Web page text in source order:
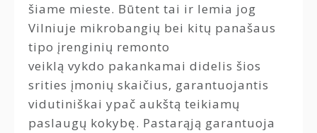
šiame mieste. Būtent tai ir lemia jog
Vilniuje mikrobangių bei kitų panašaus
tipo įrenginių remonto
veiklą vykdo pakankamai didelis šios
srities įmonių skaičius, garantuojantis
vidutiniškai ypač aukštą teikiamų
paslaugų kokybę. Pastarąją garantuoja